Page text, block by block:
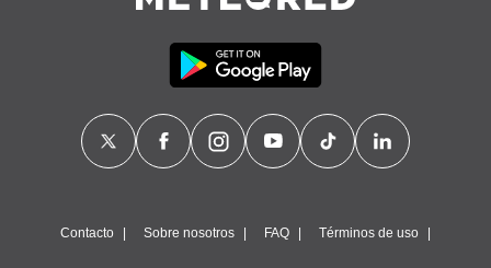
Contacto Sobre nosotros FAQ Términos de uso